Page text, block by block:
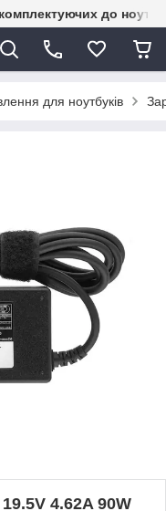
до
для ноутбуків
4.62A 90W